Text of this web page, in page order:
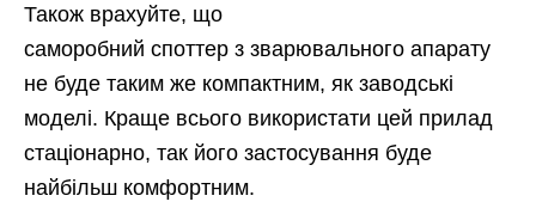
Також врахуйте, що
саморобний споттер з зварювального апарату
не буде таким же компактним, як заводські
моделі. Краще всього використати цей прилад
стаціонарно, так його застосування буде
найбільш комфортним.